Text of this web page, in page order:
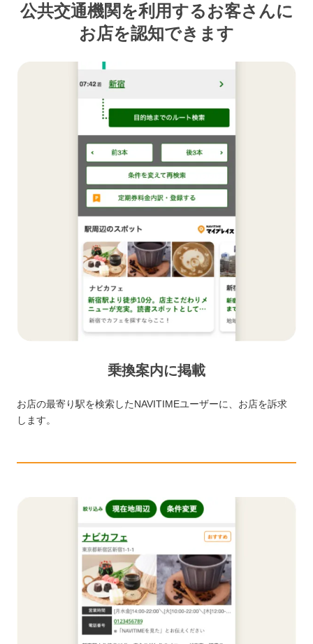
公共交通機関を利用するお客さんに
お店を認知できます
乗換案内に掲載
お店の最寄り駅を検索したNAVITIMEユーザーに、お店を訴求
します。